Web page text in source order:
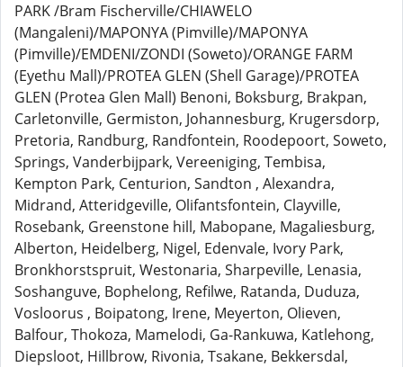
PARK /Bram Fischerville/CHIAWELO
(Mangaleni)/MAPONYA (Pimville)/MAPONYA
(Pimville)/EMDENI/ZONDI (Soweto)/ORANGE FARM
(Eyethu Mall)/PROTEA GLEN (Shell Garage)/PROTEA
GLEN (Protea Glen Mall) Benoni, Boksburg, Brakpan,
Carletonville, Germiston, Johannesburg, Krugersdorp,
Pretoria, Randburg, Randfontein, Roodepoort, Soweto,
Springs, Vanderbijpark, Vereeniging, Tembisa,
Kempton Park, Centurion, Sandton , Alexandra,
Midrand, Atteridgeville, Olifantsfontein, Clayville,
Rosebank, Greenstone hill, Mabopane, Magaliesburg,
Alberton, Heidelberg, Nigel, Edenvale, Ivory Park,
Bronkhorstspruit, Westonaria, Sharpeville, Lenasia,
Soshanguve, Bophelong, Refilwe, Ratanda, Duduza,
Vosloorus , Boipatong, Irene, Meyerton, Olieven,
Balfour, Thokoza, Mamelodi, Ga-Rankuwa, Katlehong,
Diepsloot, Hillbrow, Rivonia, Tsakane, Bekkersdal,